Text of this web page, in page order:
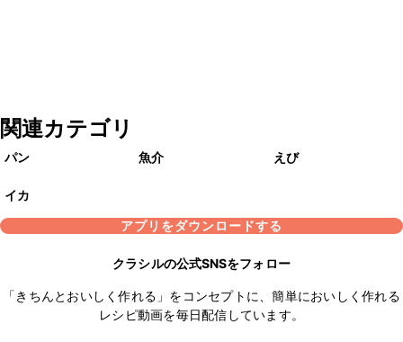
関連カテゴリ
パン 魚介 えび
イカ
アプリをダウンロードする
クラシルの公式SNSをフォロー
「きちんとおいしく作れる」をコンセプトに、簡単においしく作れる
レシピ動画を毎日配信しています。